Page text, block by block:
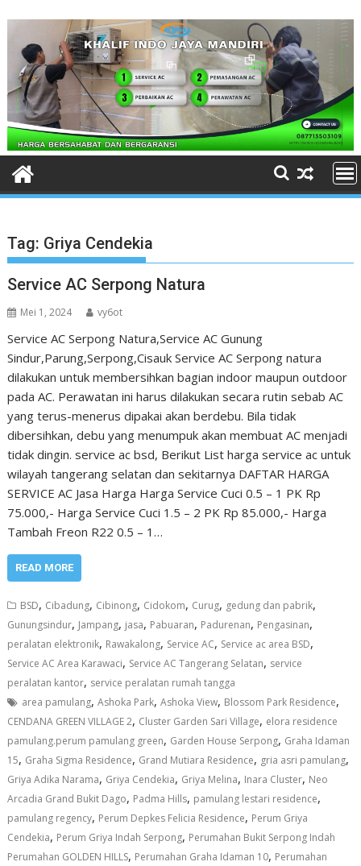
content
Tag: Griya Cendekia
Service AC Serpong Natura
Mei 1, 2024 vy6ot
Service AC Serpong Natura,Service AC Gunung
Sindur,Parung,Serpong,Cisauk Service AC Serpong natura
dilakukan untuk membersihkan bagian indoor maupun outdoor
pada AC. Perawatan ini harus dilakukan secara rutin sebab AC
yang terus-menerus dipakai akan berdebu. Bila tidak
dibersihkan, debu yang menumpuk akan membuat AC menjadi
tidak dingin. service ac bsd, Berikut List harga service ac untuk
wilayah tangerang selatan dan sekitarnya DAFTAR HARGA
SERVICE AC Jasa Harga Harga Service Cuci 0.5 – 1 PK Rp
75.000,- Harga Service Cuci 1.5 – 2 PK Rp 85.000,- Harga
Tambah Freon R22 0.5 – 1…
READ MORE
BSD, Cibadung, Cibinong, Cidokom, Curug, gedung dan pabrik,
Gunungsindur, Jampang, jasa, Pabuaran, Padurenan, Pengasinan,
peralatan elektronik, Rawakalong, Service AC, Service ac area BSD,
Service AC Area Karawaci, Service AC Tangerang Selatan, service
peralatan kantor, service peralatan rumah tangga
area pamulang,Ashoka Park,Ashoka View, Blossom Park Residence,
CENDANA GREEN VILLAGE 2, Cluster Garden Sari Village, elora residence
pamulang.perum pamulang green, Garden House Serpong, Graha Idaman
15, Graha Sigma Residence, Grand Mutiara Residence, gria asri pamulang,
Griya Adika Narama, Griya Cendekia, Griya Melina, Inara Cluster, Neo
Arcadia Grand Bukit Dago, Padma Hills, pamulang lestari residence,
pamulang regency, Perum Depkes Felicia Residence, Perum Griya
Cendekia, Perum Griya Indah Serpong, Perumahan Bukit Serpong Indah
Perumahan GOLDEN HILLS, Perumahan Graha Idaman 10, Perumahan